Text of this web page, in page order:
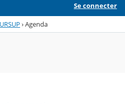
Se connecter
›Agenda